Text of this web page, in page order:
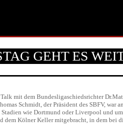
GEHT ES
Talk mit dem Bundesligaschiedsrichter
Schmidt, der Präsident des SBFV, war
wie Dortmund oder Liverpool und
Kölner Keller mitgebracht, in dem bei